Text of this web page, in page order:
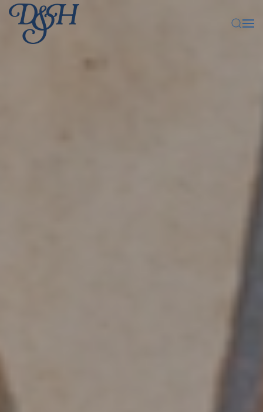
Zum Hauptinhalt springen